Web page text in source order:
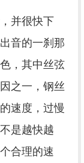
并很快下
音的一刹那
，其中丝弦
之一，钢丝
速度，过慢
是越快越
合理的速